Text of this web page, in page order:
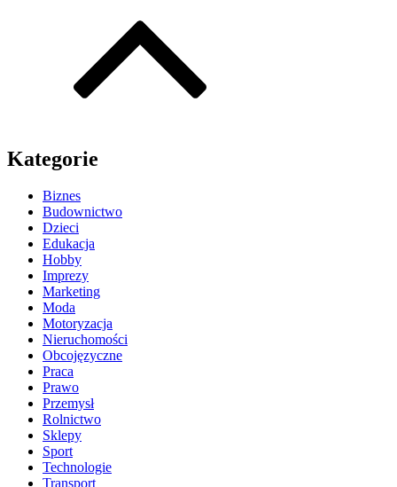
Kategorie
Biznes
Budownictwo
Dzieci
Edukacja
Hobby
Imprezy
Marketing
Moda
Motoryzacja
Nieruchomości
Obcojęzyczne
Praca
Prawo
Przemysł
Rolnictwo
Sklepy
Sport
Technologie
Transport